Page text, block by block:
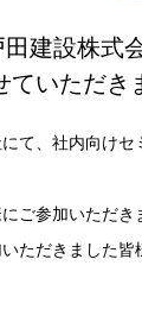
田建設株式
ていただき
て、社内向け
ご参加いただき
ただきました